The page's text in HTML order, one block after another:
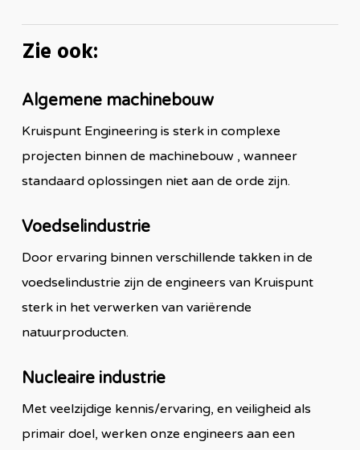
Zie ook:
Algemene machinebouw
Kruispunt Engineering is sterk in complexe
projecten binnen de machinebouw , wanneer
standaard oplossingen niet aan de orde zijn.
Voedselindustrie
Door ervaring binnen verschillende takken in de
voedselindustrie zijn de engineers van Kruispunt
sterk in het verwerken van variërende
natuurproducten.
Nucleaire industrie
Met veelzijdige kennis/ervaring, en veiligheid als
primair doel, werken onze engineers aan een